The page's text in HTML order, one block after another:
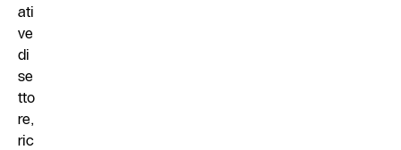
ati
ve
di
se
tto
re,
ric